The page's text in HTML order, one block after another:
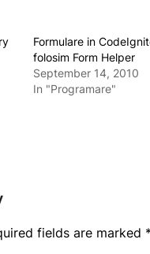
Formulare in
folosim Form Helper
September 14, 2010
In "Programare"
fields are marked *